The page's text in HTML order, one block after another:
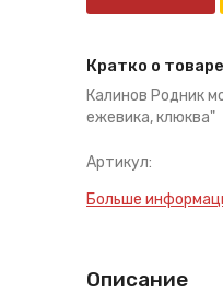
Кратко о
Калинов Родник
ежевика, клюква"
Артикул:
Больше
Описание